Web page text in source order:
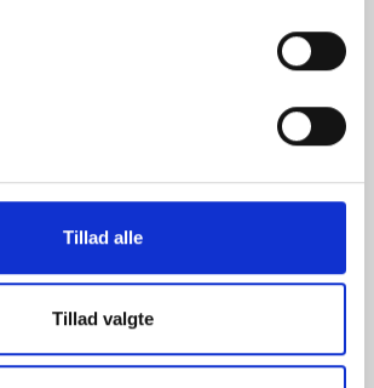
Tillad alle
Tillad valgte
den økonomiansvarliges rolle i
og klæder branchen på
her